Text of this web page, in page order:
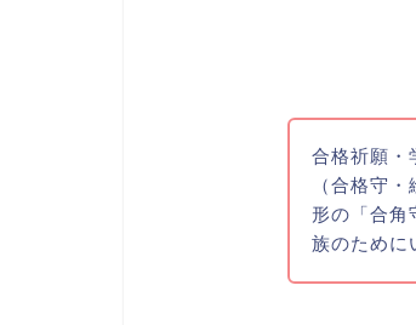
合格祈願・
（合格守
形の「合角
族のために